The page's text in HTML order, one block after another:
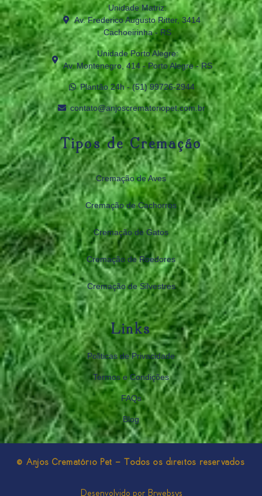
Unidade Matriz:
Av. Frederico Augusto Ritter, 3414
Cachoeirinha - RS
Unidade Porto Alegre:
Av. Montenegro, 414 - Porto Alegre - RS
Plantão 24h - (51) 99726‑2944
contato@anjoscrematoriopet.com.br
Tipos de Cremação
Cremação de Aves
Cremação de Cachorros
Cremação de Gatos
Cremação de Roedores
Cremação de Silvestres
Links
Politicas de Privacidade
Termos e Condições
FAQs
Blog
© Anjos Crematório Pet - Todos os direitos reservados
Desenvolvido por Brwebsys